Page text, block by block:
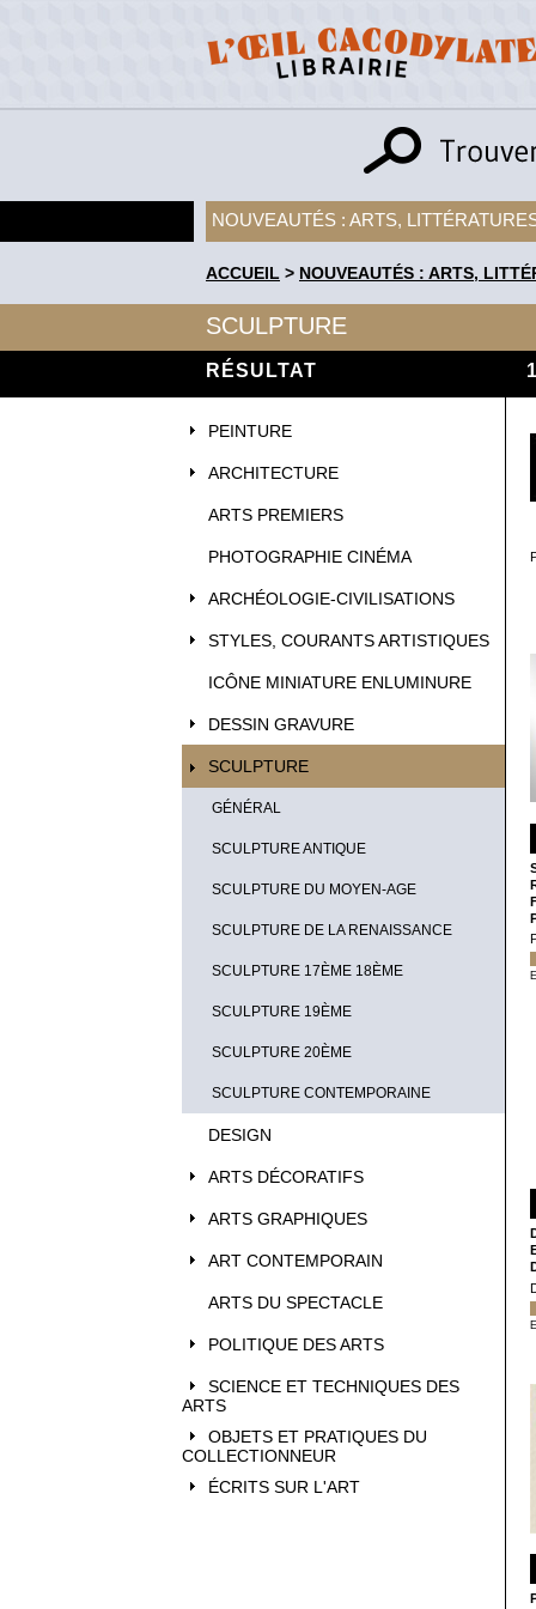
NOUVEAUTÉS : ARTS,
ACCUEIL > NOUVEAUTÉS : ARTS,
SCULPTURE
RÉSULTAT
PEINTURE
ARCHITECTURE
ARTS PREMIERS
PHOTOGRAPHIE CINÉMA
ARCHÉOLOGIE-CIVILISATIONS
STYLES, COURANTS ARTISTIQUES
ICÔNE MINIATURE ENLUMINURE
DESSIN GRAVURE
SCULPTURE
GÉNÉRAL
SCULPTURE ANTIQUE
SCULPTURE DU MOYEN-AGE
SCULPTURE DE LA RENAISSANCE
SCULPTURE 17ÈME 18ÈME
SCULPTURE 19ÈME
SCULPTURE 20ÈME
SCULPTURE CONTEMPORAINE
DESIGN
ARTS DÉCORATIFS
ARTS GRAPHIQUES
ART CONTEMPORAIN
ARTS DU SPECTACLE
POLITIQUE DES ARTS
SCIENCE ET TECHNIQUES DES
ARTS
OBJETS ET PRATIQUES DU
COLLECTIONNEUR
ÉCRITS SUR L'ART